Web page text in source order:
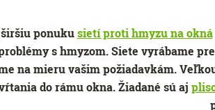
ponuku sietí proti hmyzu na okná
s hmyzom. Siete vyrábame
na mieru vašim požiadavkám.
do rámu okna. Žiadané sú aj